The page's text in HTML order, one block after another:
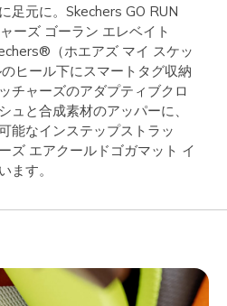
足元に。Skechers GO RUN
ーズ ゴーラン エレベイト
（ホエアズ マイ スケッ
ヒール下にスマートタグ収納
チャーズのアダプティブクロ
ュと合成素材のアッパーに、
能なインステップストラッ
ズ エアクールドゴガマット イ
ます。